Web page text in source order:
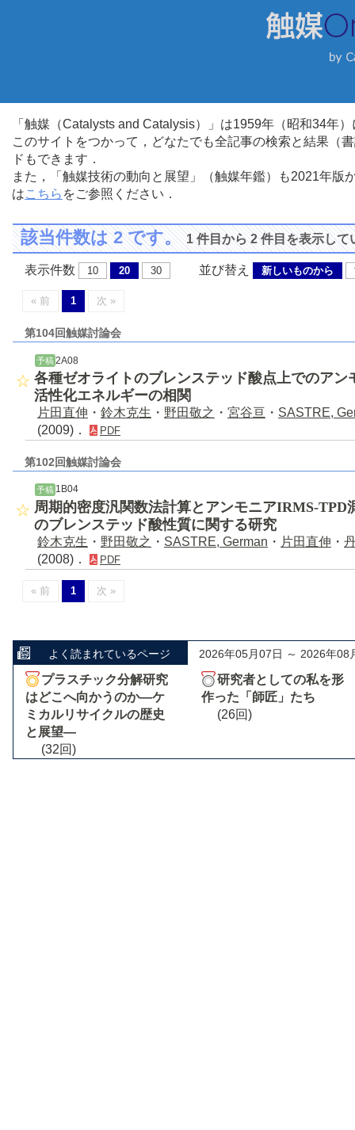
「触媒（Catalysts and Catalysis）」は1959年（昭和34年
このサイトをつかって，どなたでも全記事の検索と結果（
ドもできます．
また，「触媒技術の動向と展望」（触媒年鑑）も2021年
はこちら をご参照ください．
該当件数は 2 です。1 件目から 2 件目を表示して
表示件数 10 20 30 並び替え 新しいものから
« 前 1 次 »
第104回触媒討論会
予稿 2A08
各種ゼオライトのブレンステッド酸点上でのアン
活性化エネルギーの相関
片田直伸 ・ 鈴木克生 ・ 野田敬之 ・ 宮谷亘 ・ SASTRE,
(2009)．
PDF
第102回触媒討論会
予稿 1B04
周期的密度汎関数法計算とアンモニアIRMS-TPD
のブレンステッド酸性質に関する研究
鈴木克生 ・ 野田敬之 ・ SASTRE, German ・ 片田直伸 ・
(2008)．
PDF
« 前 1 次 »
よく読まれているページ 2026年05月07日 ～ 2026年08
プラスチック分解研究
はどこへ向かうのか―ケ
ミカルリサイクルの歴史
と展望―
(32回)
研究者としての私を形
作った「師匠」たち
(26回)